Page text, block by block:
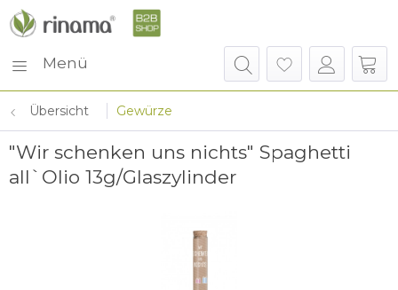
Menü
Übersicht Gewürze
"Wir schenken uns nichts" Spaghetti
all`Olio 13g/Glaszylinder